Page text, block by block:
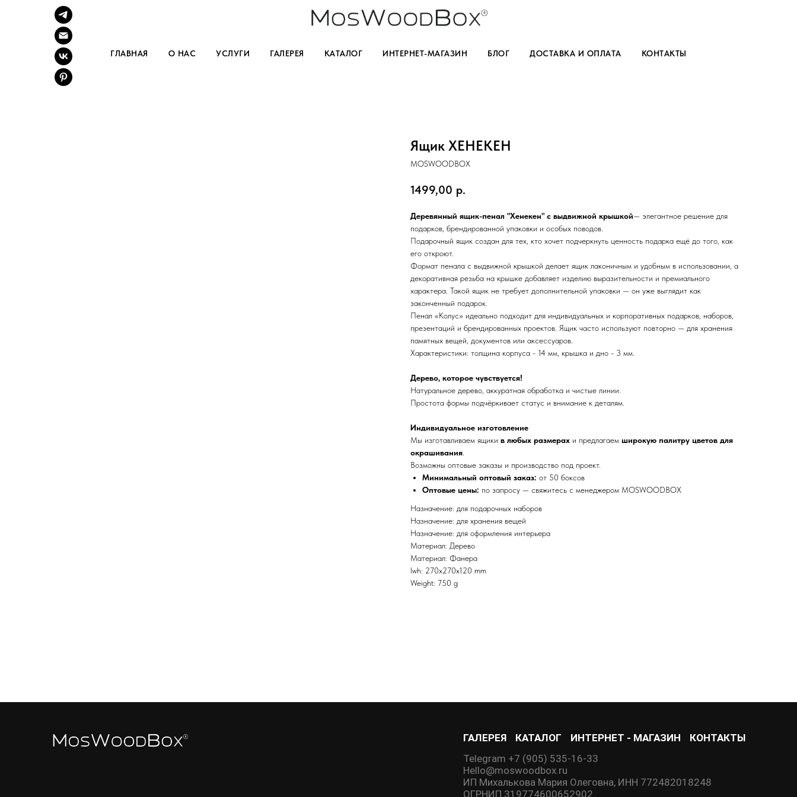
ГЛАВНАЯ О НАС УСЛУГИ ГАЛЕРЕЯ КАТАЛОГ ИНТЕРНЕТ-МАГАЗИН БЛОГ ДОСТАВКА И ОПЛАТА КОНТАКТЫ
Ящик ХЕНЕКЕН
MOSWOODBOX
1499,00 р.
Деревянный ящик-пенал "Хенекен" с выдвижной крышкой— элегантное решение для
подарков, брендированной упаковки и особых поводов.
Подарочный ящик создан для тех, кто хочет подчеркнуть ценность подарка ещё до того, как
его откроют.
Формат пенала с выдвижной крышкой делает ящик лаконичным и удобным в использовании, а
декоративная резьба на крышке добавляет изделию выразительности и премиального
характера. Такой ящик не требует дополнительной упаковки — он уже выглядит как
законченный подарок.
Пенал «Колус» идеально подходит для индивидуальных и корпоративных подарков, наборов,
презентаций и брендированных проектов. Ящик часто используют повторно — для хранения
памятных вещей, документов или аксессуаров.
Характеристики: толщина корпуса - 14 мм, крышка и дно - 3 мм.
Дерево, которое чувствуется!
Натуральное дерево, аккуратная обработка и чистые линии.
Простота формы подчёркивает статус и внимание к деталям.
Индивидуальное изготовление
Мы изготавливаем ящики в любых размерах и предлагаем широкую палитру цветов для
окрашивания
Возможны оптовые заказы и производство под проект.
Минимальный оптовый заказ: от 50 боксов
Оптовые цены: по запросу — свяжитесь с менеджером MOSWOODBOX
Назначение: для подарочных наборов
Назначение: для хранения вещей
Назначение: для оформления интерьера
Материал: Дерево
Материал: Фанера
lwh: 270x270x120 mm
Weight: 750 g
ГАЛЕРЕЯ КАТАЛОГ ИНТЕРНЕТ - МАГАЗИН
КОНТАКТЫ
Telegram +7 (905) 535-16-33
Hello@moswoodbox.ru
ИП Михалькова Мария Олеговна, ИНН 772482018248
ОГРНИП 319774600652902